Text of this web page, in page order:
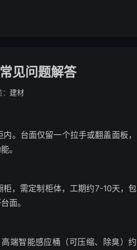
见问题解答
建材
。台面仅留一个拉手或翻盖面板，
。
，需定制柜体，工期约7-10天，包
面。
端智能感应桶（可压缩、除臭）约